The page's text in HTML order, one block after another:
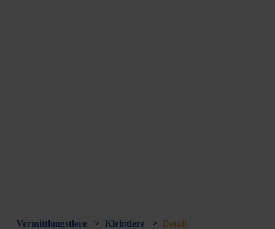
Vermittlungstiere > Kleintiere > Detail